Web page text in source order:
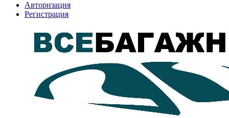
Авторизация
Регистрация